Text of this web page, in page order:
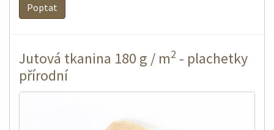
Poptat
Jutová tkanina 180 g / m2 - plachetky
přírodní